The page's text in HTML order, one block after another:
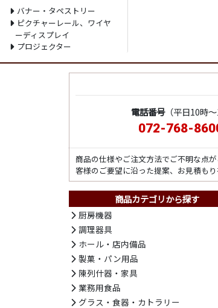
バナー・タペストリー
ピクチャーレール、ワイヤ
ーディスプレイ
プロジェクター
電話番号（平日10時～
072-768-
商品の仕様やご注文方法でご不明な点
客様のご要望に沿った提案、お見積もり
商品カテゴリから探す
厨房機器
調理器具
ホール・店内備品
製菓・パン用品
陳列什器・家具
業務用食品
グラス・食器・カトラリー